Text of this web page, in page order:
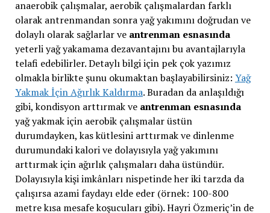
anaerobik çalışmalar, aerobik çalışmalardan farklı
olarak antrenmandan sonra yağ yakımını doğrudan ve
dolaylı olarak sağlarlar ve antrenman esnasında
yeterli yağ yakamama dezavantajını bu avantajlarıyla
telafi edebilirler. Detaylı bilgi için pek çok yazımız
olmakla birlikte şunu okumaktan başlayabilirsiniz: Yağ
Yakmak İçin Ağırlık Kaldırma. Buradan da anlaşıldığı
gibi, kondisyon arttırmak ve antrenman esnasında
yağ yakmak için aerobik çalışmalar üstün
durumdayken, kas kütlesini arttırmak ve dinlenme
durumundaki kalori ve dolayısıyla yağ yakımını
arttırmak için ağırlık çalışmaları daha üstündür.
Dolayısıyla kişi imkânları nispetinde her iki tarzda da
çalışırsa azami faydayı elde eder (örnek: 100-800
metre kısa mesafe koşucuları gibi). Hayri Özmeriç’in de